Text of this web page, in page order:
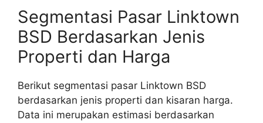
Segmentasi Pasar Linktown
BSD Berdasarkan Jenis
Properti dan Harga
Berikut segmentasi pasar Linktown BSD
berdasarkan jenis properti dan kisaran harga.
Data ini merupakan estimasi berdasarkan